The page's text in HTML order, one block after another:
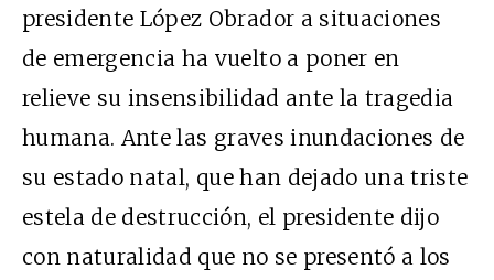
presidente López Obrador a situaciones
de emergencia ha vuelto a poner en
relieve su insensibilidad ante la tragedia
humana. Ante las graves inundaciones de
su estado natal, que han dejado una triste
estela de destrucción, el presidente dijo
con naturalidad que no se presentó a los